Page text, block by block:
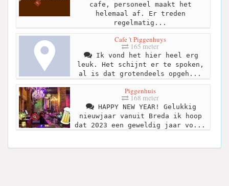
cafe, personeel maakt het
helemaal af. Er treden
regelmatig...
Cafe 't Piggenhuys
165 meter
Ik vond het hier heel erg
leuk. Het schijnt er te spoken,
al is dat grotendeels opgeh...
Piggenhuis
168 meter
HAPPY NEW YEAR! Gelukkig
nieuwjaar vanuit Breda ik hoop
dat 2023 een geweldig jaar vo...